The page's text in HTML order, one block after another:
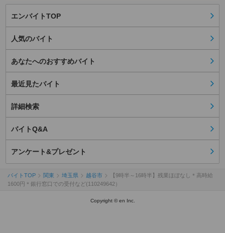
エンバイトTOP
人気のバイト
あなたへのおすすめバイト
最近見たバイト
詳細検索
バイトQ&A
アンケート&プレゼント
バイトTOP 関東 埼玉県 越谷市
【9時半～16時半】残業ほぼなし＊高時給
1600円＊銀行窓口での受付など(110249642）
Copyright © en Inc.